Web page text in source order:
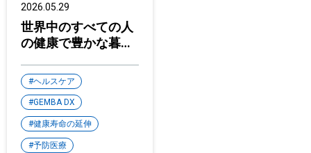
2026.05.29
世界中のすべての人
の健康で豊かな暮ら
ヘルスケア
GEMBA DX
健康寿命の延伸
予防医療